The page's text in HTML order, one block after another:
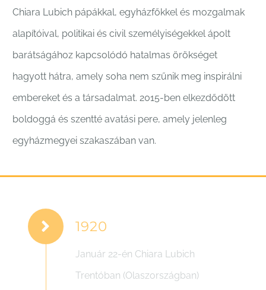
Chiara Lubich pápákkal, egyházfőkkel és mozgalmak
alapítóival, politikai és civil személyiségekkel ápolt
barátságához kapcsolódó hatalmas örökséget
hagyott hátra, amely soha nem szűnik meg inspirálni
embereket és a társadalmat. 2015-ben elkezdődött
boldoggá és szentté avatási pere, amely jelenleg
egyházmegyei szakaszában van.
1920
Január 22-én Chiara Lubich
Trentóban (Olaszországban)